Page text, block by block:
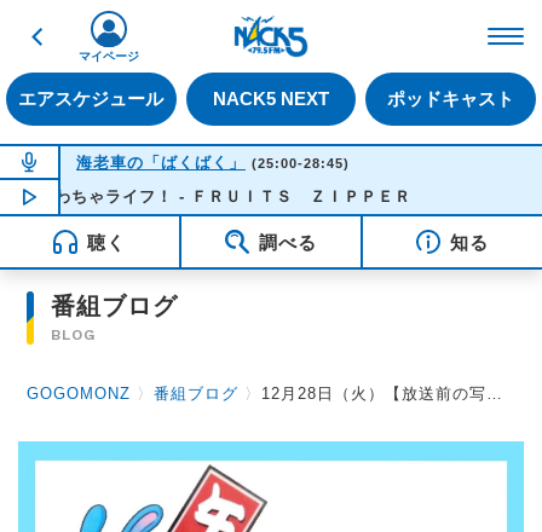
戻る
エアスケジュール NACK5 NEXT ポッドキャスト
マイページ
NOW ON AIR
海老車の「ばくばく」 (25:00-28:45)
NOW PLAYING 01:14
わちゃライフ！ - ＦＲＵＩＴＳ ＺＩＰＰＥＲ
聴く 調べる 知る
番組ブログ
BLOG
GOGOMONZ 〉番組ブログ 〉 12月28日（火）【放送前の写真】